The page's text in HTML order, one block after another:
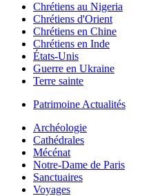
Chrétiens au Nigeria
Chrétiens d'Orient
Chrétiens en Chine
Chrétiens en Inde
États-Unis
Guerre en Ukraine
Terre sainte
Patrimoine Actualités
Archéologie
Cathédrales
Mécénat
Notre-Dame de Paris
Sanctuaires
Voyages